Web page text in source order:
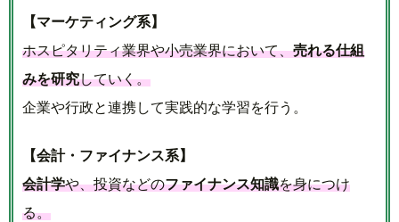
【マーケティング系】
ホスピタリティ業界や小売業界において、売れる仕組
みを研究していく。
企業や行政と連携して実践的な学習を行う。
【会計・ファイナンス系】
会計学や、投資などのファイナンス知識を身につけ
る。